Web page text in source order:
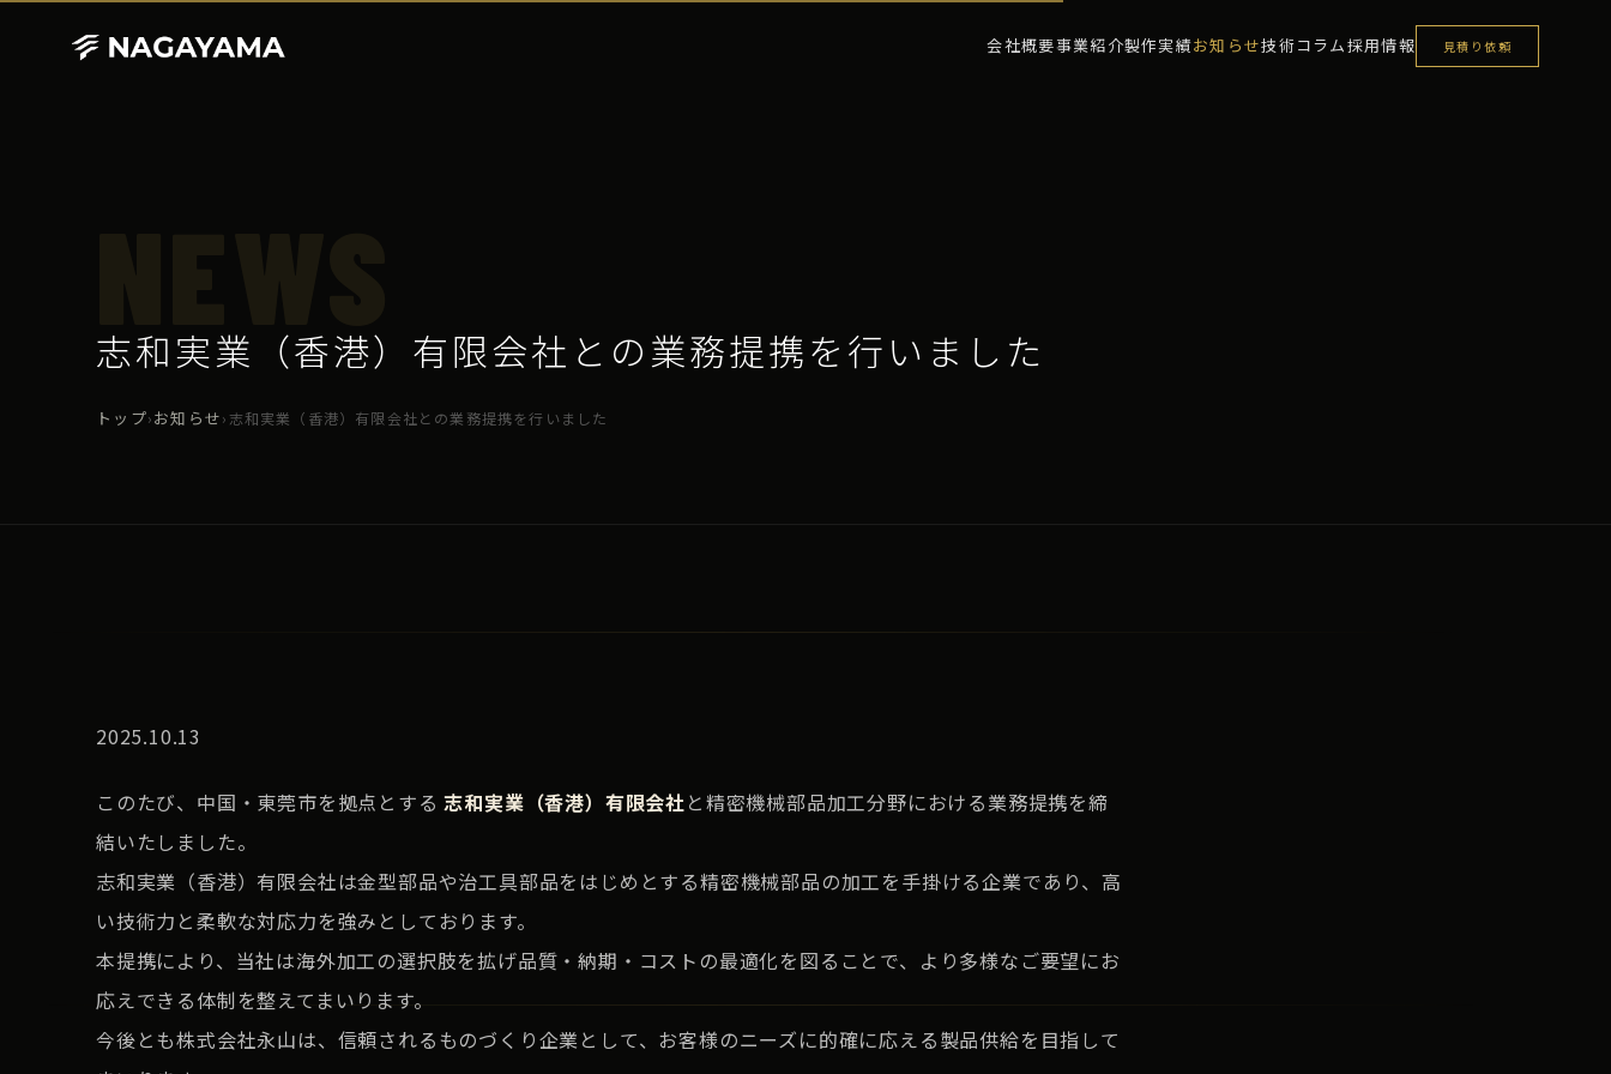
会社概要事業紹介製作実績お知らせ技術コラム採用情報 見積り依頼
志和実業（香港）有限会社との業務提携を行いました
トップ›お知らせ› 志和実業（香港）有限会社との業務提携を行いました
2025.10.13
このたび、中国・東莞市を拠点とする志和実業（香港）有限会社と精密機械部品加工分野における業務提携を締
結いたしました。
志和実業（香港）有限会社は金型部品や治工具部品をはじめとする精密機械部品の加工を手掛ける企業であり、高
い技術力と柔軟な対応力を強みとしております。
本提携により、当社は海外加工の選択肢を拡げ品質・納期・コストの最適化を図ることで、より多様なご要望にお
応えできる体制を整えてまいります。
今後とも株式会社永山は、信頼されるものづくり企業として、お客様のニーズに的確に応える製品供給を目指して